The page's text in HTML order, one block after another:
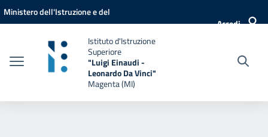
Vai ai contenuti
Vai al menu di navigazione
Vai al footer
Ministero dell'Istruzione e del
Accedi
Istituto d'Istruzione
Superiore
"Luigi Einaudi -
Leonardo Da Vinci"
Magenta (MI)